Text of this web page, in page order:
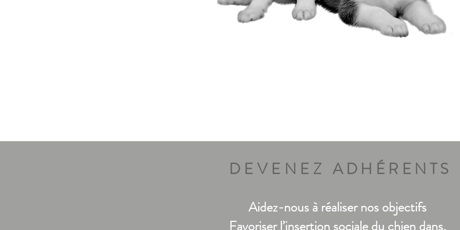
DEVENEZ ADHÉRENTS
Aidez-nous à réaliser nos objectifs
Favoriser l’insertion sociale du chien dans,